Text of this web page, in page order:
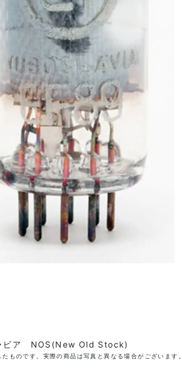
ビア NOS(New Old Stock)
ものです。実際の商品は写真と異なる場合がございます。